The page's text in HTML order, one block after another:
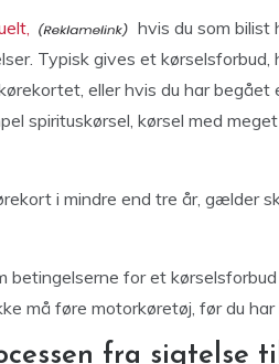
hvis du som bilist
Typisk gives et kørselsforbud,
eller hvis du har
spirituskørsel, kørsel med
i mindre end tre år, gælder
betingelserne for et
må føre motorkøretøj, før du
fra sigtelse